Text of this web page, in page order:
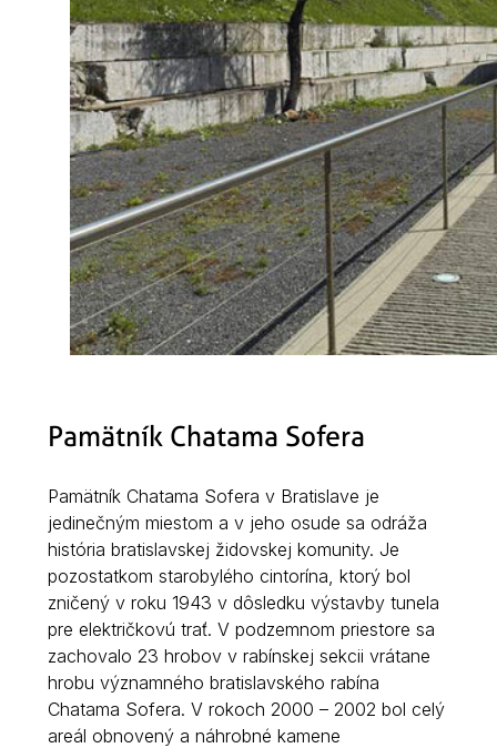
Pamätník Chatama Sofera
Pamätník Chatama Sofera v Bratislave je
jedinečným miestom a v jeho osude sa odráža
história bratislavskej židovskej komunity. Je
pozostatkom starobylého cintorína, ktorý bol
zničený v roku 1943 v dôsledku výstavby tunela
pre električkovú trať. V podzemnom priestore sa
zachovalo 23 hrobov v rabínskej sekcii vrátane
hrobu významného bratislavského rabína
Chatama Sofera. V rokoch 2000 – 2002 bol celý
areál obnovený a náhrobné kamene